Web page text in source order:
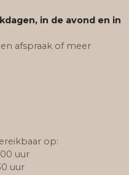
in de avond en in
afspraak of meer
op:
uur
uur